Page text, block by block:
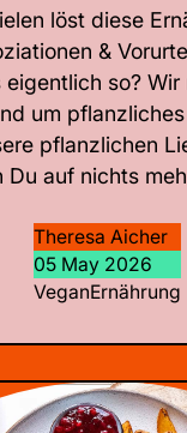
löst diese
&
so? Wir
um
pflanzlichen
Du auf nichts
Theresa Aicher
05 May 2026
VeganErnährung